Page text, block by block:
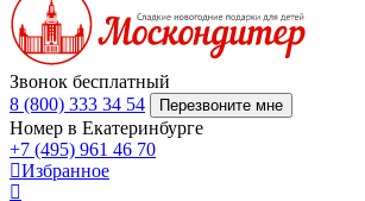
Звонок бесплатный
8 (800) 333 34 54
Перезвоните мне
Номер в Екатеринбурге
+7 (495) 961 46 70
Избранное